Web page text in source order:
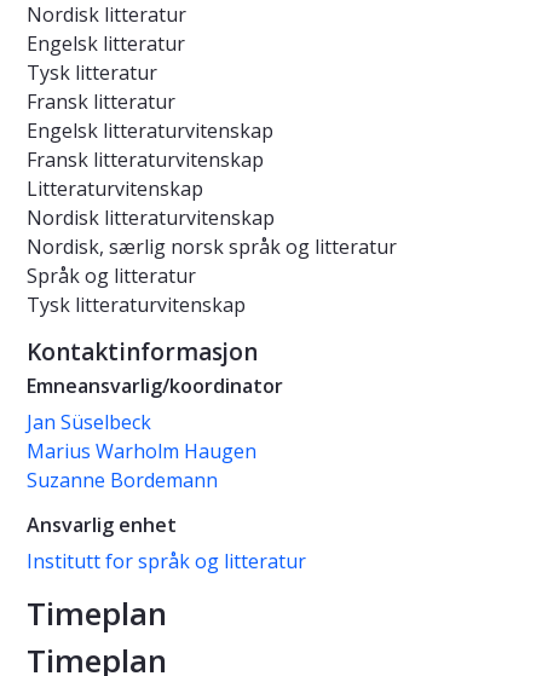
Nordisk litteratur
Engelsk litteratur
Tysk litteratur
Fransk litteratur
Engelsk litteraturvitenskap
Fransk litteraturvitenskap
Litteraturvitenskap
Nordisk litteraturvitenskap
Nordisk, særlig norsk språk og litteratur
Språk og litteratur
Tysk litteraturvitenskap
Kontaktinformasjon
Emneansvarlig/koordinator
Jan Süselbeck
Marius Warholm Haugen
Suzanne Bordemann
Ansvarlig enhet
Institutt for språk og litteratur
Timeplan
Timeplan